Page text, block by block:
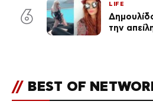
6
LIFE
την
// BEST OF